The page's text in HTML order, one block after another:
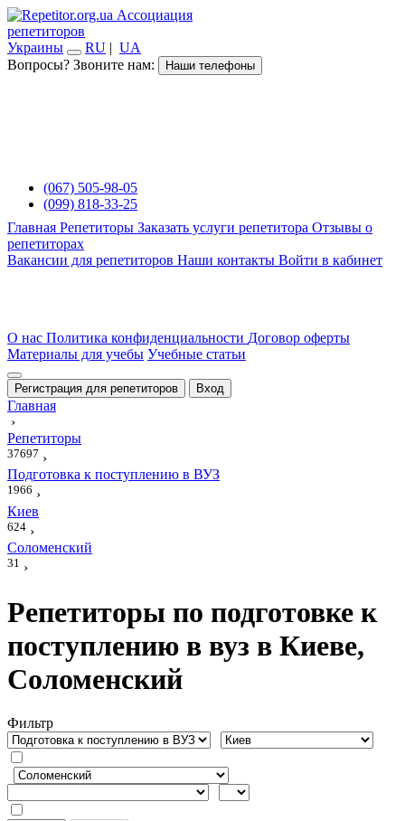
Ассоциация
репетиторов
Украины
RU | UA
Вопросы? Звоните нам:
Наши телефоны
(067) 505-98-05
(099) 818-33-25
Главная Репетиторы Заказать услуги репетитора Отзывы о
репетиторах
Вакансии для репетиторов Наши контакты Войти в кабинет
О нас Политика конфиденциальности Договор оферты
Материалы для учебы Учебные статьи
Регистрация для репетиторов Вход
Главная
›
Репетиторы
37697 ›
Подготовка к поступлению в ВУЗ
1966 ›
Киев
624 ›
Соломенский
31 ›
Репетиторы по подготовке к
поступлению в вуз в Киеве,
Соломенский
Фильтр